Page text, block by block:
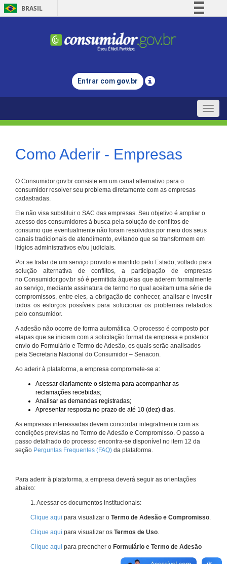
BRASIL
Comunica BR
Legislação
Entrar com gov.br
Toggle
Como Aderir - Empresas
O Consumidor.gov.br consiste em um canal alternativo para o
consumidor resolver seu problema diretamente com as empresas
cadastradas.
Ele não visa substituir o SAC das empresas. Seu objetivo é ampliar o
acesso dos consumidores à busca pela solução de conflitos de
consumo que eventualmente não foram resolvidos por meio dos seus
canais tradicionais de atendimento, evitando que se transformem em
litígios administrativos e/ou judiciais.
Por se tratar de um serviço provido e mantido pelo Estado, voltado para
solução alternativa de conflitos, a participação de empresas
no Consumidor.gov.br só é permitida àquelas que aderem formalmente
ao serviço, mediante assinatura de termo no qual aceitam uma série de
compromissos, entre eles, a obrigação de conhecer, analisar e investir
todos os esforços possíveis para solucionar os problemas relatados
pelo consumidor.
A adesão não ocorre de forma automática. O processo é composto por
etapas que se iniciam com a solicitação formal da empresa e posterior
envio do Formulário e Termo de Adesão, os quais serão analisados
pela Secretaria Nacional do Consumidor – Senacon.
Ao aderir à plataforma, a empresa compromete-se a:
Acessar diariamente o sistema para acompanhar as
reclamações recebidas;
Analisar as demandas registradas;
Apresentar resposta no prazo de até 10 (dez) dias.
As empresas interessadas devem concordar integralmente com as
condições previstas no Termo de Adesão e Compromisso. O passo a
passo detalhado do processo encontra-se disponível no item 12 da
seção Perguntas Frequentes (FAQ) da plataforma.
Para aderir à plataforma, a empresa deverá seguir as orientações
abaixo:
1. Acessar os documentos institucionais:
Clique aqui para visualizar o Termo de Adesão e Compromisso.
Clique aqui para visualizar os Termos de Uso.
Clique aqui para preencher o Formulário e Termo de Adesão